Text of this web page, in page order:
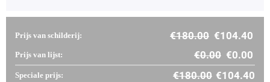
Prijs van schilderij: €180.00 €104.40
Prijs van lijst: €0.00 €0.00
Speciale prijs: €180.00 €104.40